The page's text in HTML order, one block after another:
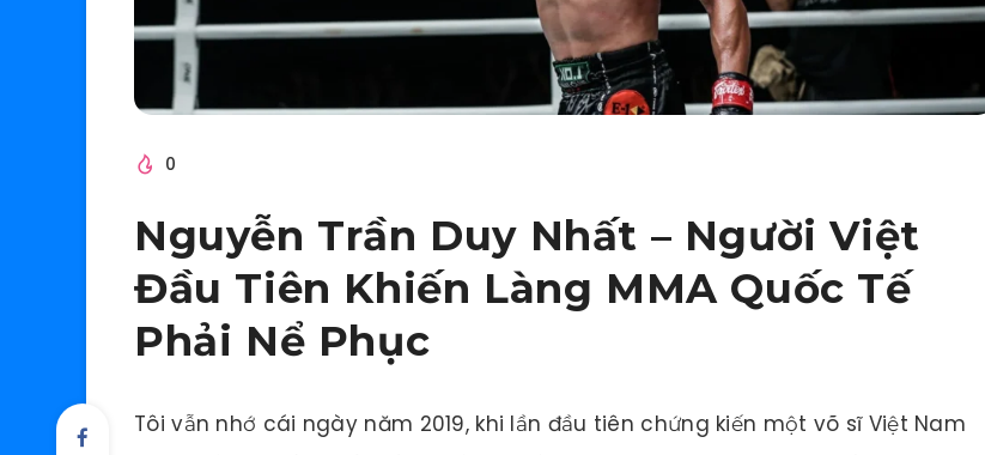
0
Nguyễn Trần Duy Nhất – Người Việt
Đầu Tiên Khiến Làng MMA Quốc Tế
Phải Nể Phục
Tôi vẫn nhớ cái ngày năm 2019, khi lần đầu tiên chứng kiến một võ sĩ Việt Nam